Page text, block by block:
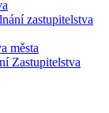
zastupitelstva
města
Zastupitelstva